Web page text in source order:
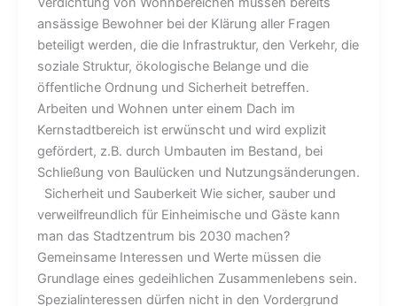
ansässige Bewohner bei der Klärung aller Fragen
beteiligt werden, die die Infrastruktur, den Verkehr, die
soziale Struktur, ökologische Belange und die
öffentliche Ordnung und Sicherheit betreffen.
Arbeiten und Wohnen unter einem Dach im
Kernstadtbereich ist erwünscht und wird explizit
gefördert, z.B. durch Umbauten im Bestand, bei
Schließung von Baulücken und Nutzungsänderungen.
Sicherheit und Sauberkeit Wie sicher, sauber und
verweilfreundlich für Einheimische und Gäste kann
man das Stadtzentrum bis 2030 machen?
Gemeinsame Interessen und Werte müssen die
Grundlage eines gedeihlichen Zusammenlebens sein.
Spezialinteressen dürfen nicht in den Vordergrund